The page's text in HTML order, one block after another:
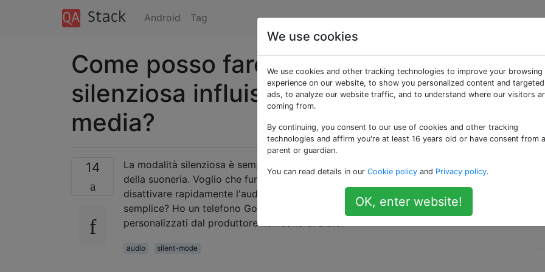
Android Tag
Come posso fare in modo che la
silenziosa influisca anche sul volume dei
media?
14
La modalità silenziosa è semplice e veloce da attivare e disattivare, ma influisce solo sul
della suoneria. Voglio che funzioni anche per il volume dei media, quindi posso usarlo per
disattivare rapidamente l'audio del gioco in luoghi pubblici. È possibile? O c'è un'altra
semplice? Ho un telefono Google Experience, quindi gli elementi dell'interfaccia utente
personalizzati dal produttore non sono di aiuto.
audio silent-mode
We use cookies
We use cookies and other tracking technologies to improve your browsing
experience on our website, to show you personalized content and targeted
ads, to analyze our website traffic, and to understand where our visitors
coming from.
By continuing, you consent to our use of cookies and other tracking
technologies and affirm you're at least 16 years old or have consent from a
parent or guardian.
You can read details in our Cookie policy and Privacy policy.
OK, enter website!